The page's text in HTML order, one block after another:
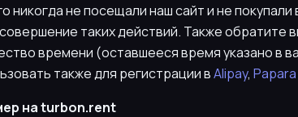
никогда не посещали наш сайт и не
таких действий. Также обратите
времени (оставшееся время указано в
также для регистрации вAlipay, Papara
на turbon.rent